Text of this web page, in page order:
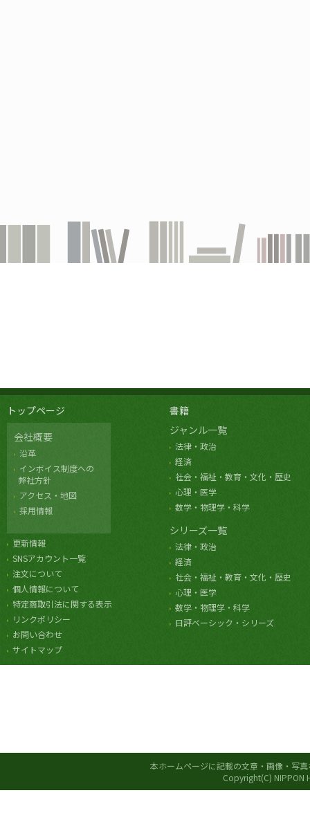
トップページ
会社概要
沿革
インボイス制度への
弊社方針
アクセス・地図
採用情報
更新情報
SNSアカウント一覧
注文について
個人情報について
特定商取引法に関する表示
リンクポリシー
お問い合わせ
サイトマップ
書籍
ジャンル一覧
法律・政治
経済
社会・福祉・教育・文化・歴史
心理・医学
数学・物理学・科学
シリーズ一覧
法律・政治
経済
社会・福祉・教育・文化・歴史
心理・医学
数学・物理学・科学
日評ベーシック・シリーズ
本ホームページに記載の文章・画像・写
Copyright(C) NIPPON